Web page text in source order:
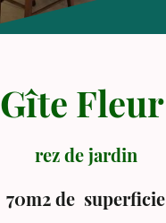
Gîte Fleur
rez de jardin
70m2 de superficie